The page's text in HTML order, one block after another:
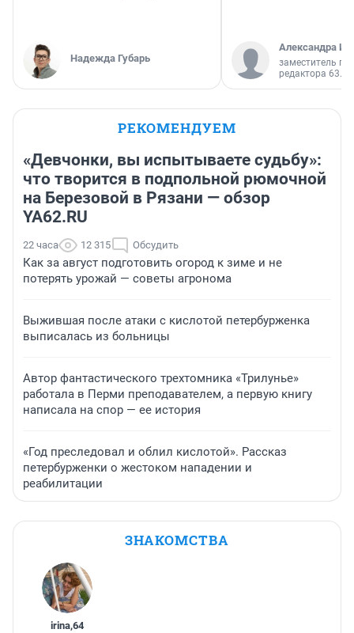
Надежда Губарь
Александра
заместитель
редактора 63.RU
РЕКОМЕНДУЕМ
«Девчонки, вы испытываете судьбу»:
что творится в подпольной рюмочной
на Березовой в Рязани — обзор
YA62.RU
22 часа 12 315 Обсудить
Как за август подготовить огород к зиме и не
потерять урожай — советы агронома
Выжившая после атаки с кислотой петербурженка
выписалась из больницы
Автор фантастического трехтомника «Трилунье»
работала в Перми преподавателем, а первую книгу
написала на спор — ее история
«Год преследовал и облил кислотой». Рассказ
петербурженки о жестоком нападении и
реабилитации
ЗНАКОМСТВА
irina,64